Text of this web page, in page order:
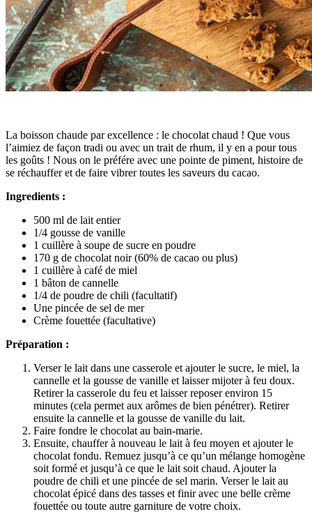
La boisson chaude par excellence : le chocolat chaud ! Que vous
l’aimiez de façon tradi ou avec un trait de rhum, il y en a pour tous
les goûts ! Nous on le préfére avec une pointe de piment, histoire de
se réchauffer et de faire vibrer toutes les saveurs du cacao.
Ingredients :
500 ml de lait entier
1/4 gousse de vanille
1 cuillère à soupe de sucre en poudre
170 g de chocolat noir (60% de cacao ou plus)
1 cuillère à café de miel
1 bâton de cannelle
1/4 de poudre de chili (facultatif)
Une pincée de sel de mer
Crème fouettée (facultative)
Préparation :
Verser le lait dans une casserole et ajouter le sucre, le miel, la
cannelle et la gousse de vanille et laisser mijoter à feu doux.
Retirer la casserole du feu et laisser reposer environ 15
minutes (cela permet aux arômes de bien pénétrer). Retirer
ensuite la cannelle et la gousse de vanille du lait.
Faire fondre le chocolat au bain-marie.
Ensuite, chauffer à nouveau le lait à feu moyen et ajouter le
chocolat fondu. Remuez jusqu’à ce qu’un mélange homogène
soit formé et jusqu’à ce que le lait soit chaud. Ajouter la
poudre de chili et une pincée de sel marin. Verser le lait au
chocolat épicé dans des tasses et finir avec une belle crème
fouettée ou toute autre garniture de votre choix.